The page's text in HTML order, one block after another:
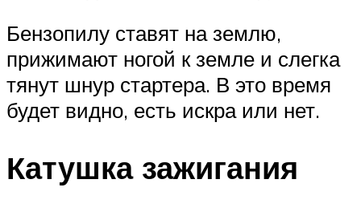
Бензопилу ставят на землю,
прижимают ногой к земле и слегка
тянут шнур стартера. В это время
будет видно, есть искра или нет.
Катушка зажигания